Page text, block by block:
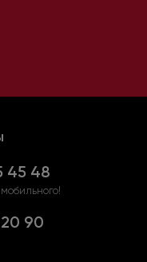
45 48
90